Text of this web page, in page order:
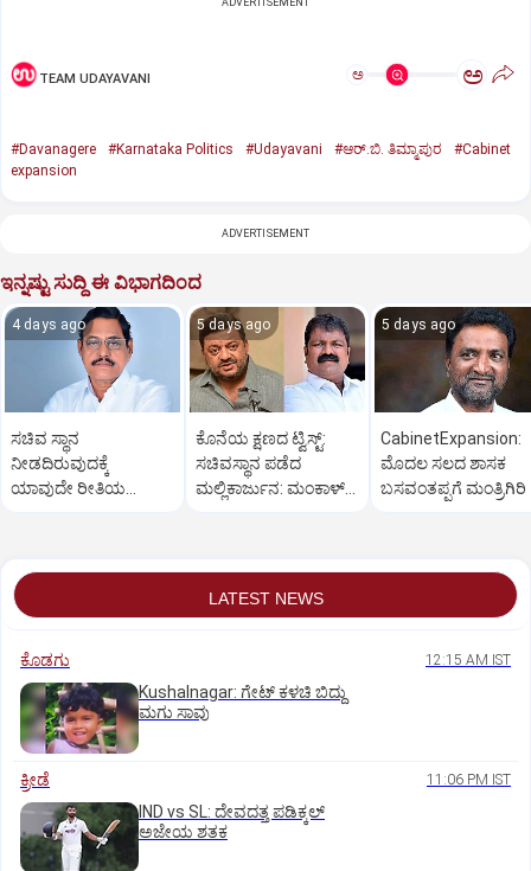
ADVERTISEMENT
TEAM UDAYAVANI ಅ ಅ
#Davanagere #Karnataka Politics #Udayavani #ಆರ್.ಬಿ. ತಿಮ್ಮಾಪುರ
#Cabinet
expansion
ADVERTISEMENT
ಇನ್ನಷ್ಟು ಸುದ್ದಿ ಈ ವಿಭಾಗದಿಂದ
4 days ago
ಸಚಿವ ಸ್ಥಾನ
ನೀಡದಿರುವುದಕ್ಕೆ
ಯಾವುದೇ ರೀತಿಯ
5 days ago
ಕೊನೆಯ ಕ್ಷಣದ ಟ್ವಿಸ್ಟ್:
ಸಚಿವಸ್ಥಾನ ಪಡೆದ
ಮಲ್ಲಿಕಾರ್ಜುನ: ಮಂಕಾಳ್‌
5 days ago
CabinetExpansion:
ಮೊದಲ ಸಲದ ಶಾಸಕ
ಬಸವಂತಪ್ಪಗೆ ಮಂತ್ರಿಗಿರಿ
LATEST NEWS
ಕೊಡಗು 12:15 AM IST
Kushalnagar: ಗೇಟ್ ಕಳಚಿ ಬಿದ್ದು
ಮಗು ಸಾವು
ಕ್ರೀಡೆ 11:06 PM IST
IND vs SL: ದೇವದತ್ತ ಪಡಿಕ್ಕಲ್‌
ಅಜೇಯ ಶತಕ